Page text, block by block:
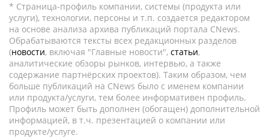
* Страница-профиль компании, системы (продукта или
услуги), технологии, персоны и т.п. создается редактором
на основе анализа архива публикаций портала CNews.
Обрабатываются тексты всех редакционных разделов
(новости, включая "Главные новости", статьи,
аналитические обзоры рынков, интервью, а также
содержание партнёрских проектов). Таким образом, чем
больше публикаций на CNews было с именем компании
или продукта/услуги, тем более информативен профиль.
Профиль может быть дополнен (обогащен) дополнительной
информацией, в т.ч. презентацией о компании или
продукте/услуге.